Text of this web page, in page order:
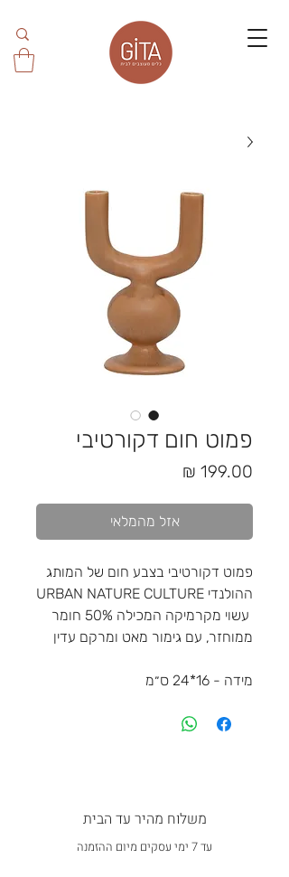
פמוט חום דקורטיבי
אזל מהמלאי
פמוט דקורטיבי בצבע חום של המותג
ההולנדי URBAN NATURE CULTURE
עשוי מקרמיקה המכילה 50% חומר
ממוחזר, עם גימור מאט ומרקם עדין
מידה - 16*24 ס״מ
משלוח מהיר עד הבית
עד 7 ימי עסקים מיום ההזמנה